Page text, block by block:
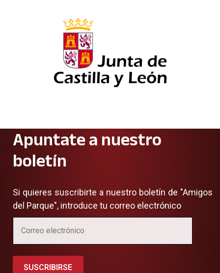
Apuntate a nuestro
boletín
Si quieres suscribirte a nuestro boletín de "Amigos
del Parque", introduce tu correo electrónico
SUSCRIBIRSE